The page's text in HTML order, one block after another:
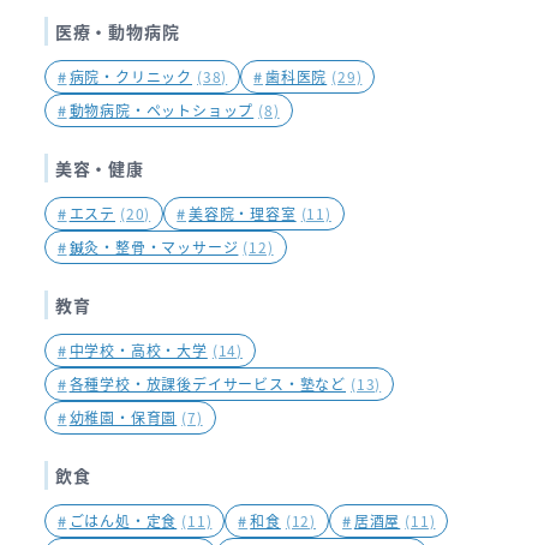
医療・動物病院
#病院・クリニック (38) #歯科医院 (29)
#動物病院・ペットショップ (8)
美容・健康
# エステ (20) #美容院・理容室 (11)
#鍼灸・整骨・マッサージ (12)
教育
# 中学校・高校・大学 (14)
#各種学校・放課後デイサービス・塾など (13)
#幼稚園・保育園 (7)
飲食
# ごはん処・定食 (11) #和食 (12) # 居酒屋 (11)